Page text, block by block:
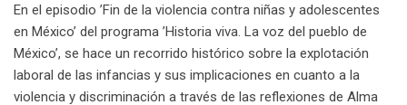
En el episodio ’Fin de la violencia contra niñas y adolescentes
en México’ del programa ’Historia viva. La voz del pueblo de
México’, se hace un recorrido histórico sobre la explotación
laboral de las infancias y sus implicaciones en cuanto a la
violencia y discriminación a través de las reflexiones de Alma